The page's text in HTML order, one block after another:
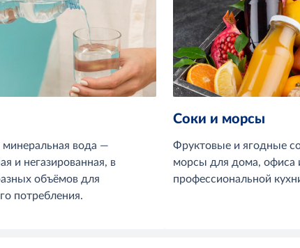
минеральная вода —
и негазированная, в
объёмов для
потребления.
Соки и морсы
Фруктовые и ягодные
морсы для дома, офиса
профессиональной